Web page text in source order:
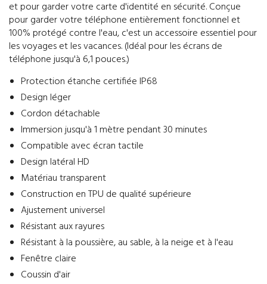
et pour garder votre carte d'identité en sécurité. Conçue
pour garder votre téléphone entièrement fonctionnel et
100% protégé contre l'eau, c'est un accessoire essentiel pour
les voyages et les vacances. (Idéal pour les écrans de
téléphone jusqu'à 6,1 pouces.)
Protection étanche certifiée IP68
Design léger
Cordon détachable
Immersion jusqu'à 1 mètre pendant 30 minutes
Compatible avec écran tactile
Design latéral HD
Matériau transparent
Construction en TPU de qualité supérieure
Ajustement universel
Résistant aux rayures
Résistant à la poussière, au sable, à la neige et à l'eau
Fenêtre claire
Coussin d'air